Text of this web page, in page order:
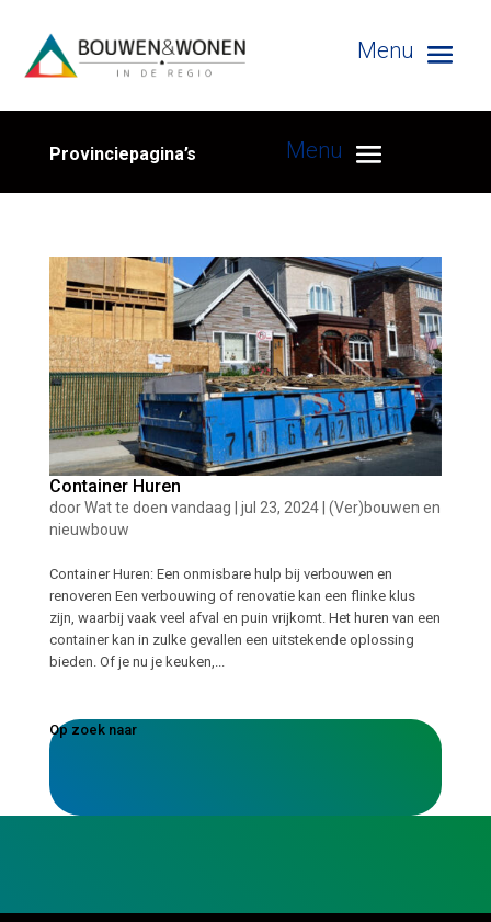
Provinciepagina’s
Container Huren
doorWat te doen vandaag jul 23, 2024| (Ver)bouwen en
nieuwbouw
Container Huren: Een onmisbare hulp bij verbouwen en
renoveren Een verbouwing of renovatie kan een flinke klus
zijn, waarbij vaak veel afval en puin vrijkomt. Het huren van een
container kan in zulke gevallen een uitstekende oplossing
bieden. Of je nu je keuken,...
Op zoek naar